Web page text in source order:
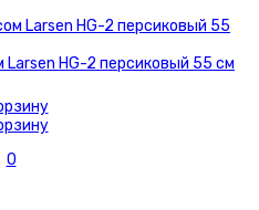
Larsen HG-2 персиковый 55 см
0